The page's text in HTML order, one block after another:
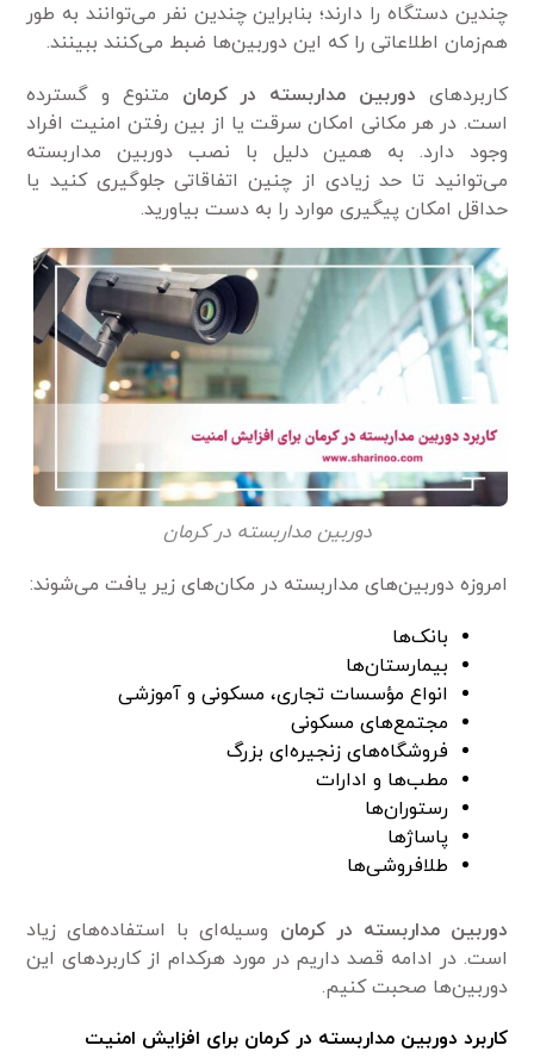
چندین دستگاه را دارند؛ بنابراین چندین نفر می‌توانند به طور
هم‌زمان اطلاعاتی را که این دوربین‌ها ضبط می‌کنند ببینند.
کاربردهای دوربین مداربسته در کرمان متنوع و گسترده
است. در هر مکانی امکان سرقت یا از بین رفتن امنیت افراد
وجود دارد. به همین دلیل با نصب دوربین مداربسته
می‌توانید تا حد زیادی از چنین اتفاقاتی جلوگیری کنید یا
حداقل امکان پیگیری موارد را به دست بیاورید.
دوربین مداربسته در کرمان
امروزه دوربین‌های مداربسته در مکان‌های زیر یافت می‌شوند:
بانک‌ها
بیمارستان‌ها
انواع مؤسسات تجاری، مسکونی و آموزشی
مجتمع‌های مسکونی
فروشگاه‌های زنجیره‌ای بزرگ
مطب‌ها و ادارات
رستوران‌ها
پاساژها
طلافروشی‌ها
دوربین مداربسته در کرمان وسیله‌ای با استفاده‌های زیاد
است. در ادامه قصد داریم در مورد هرکدام از کاربردهای این
دوربین‌ها صحبت کنیم.
کاربرد دوربین مداربسته در کرمان برای افزایش امنیت